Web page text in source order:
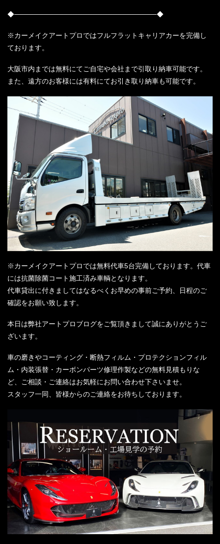
◆─────────────────────────────◆
※カーメイクアートプロではフルフラットキャリアカーを完備し
ております。
大阪市内までは無料にてご自宅や会社まで引取り納車可能です。
また、遠方のお客様には有料にてお引き取り納車も可能です。
※カーメイクアートプロでは無料代車5台完備しております。代車
には抗菌除菌コート施工済み車輌となります。
代車貸出に付きましてはなるべくお早めの事前ご予約、日程のご
確認をお願い致します。
本日は弊社アートプロブログをご覧頂きまして誠にありがとうご
ざいます。
車の磨きやコーティング・断熱フィルム・プロテクションフィル
ム・内装張替・カーボンパーツ修理作製などの無料見積もりな
ど、ご相談・ご連絡はお気軽にお問い合わせ下さいませ。
スタッフ一同、皆様からのご連絡をお待ちしております。